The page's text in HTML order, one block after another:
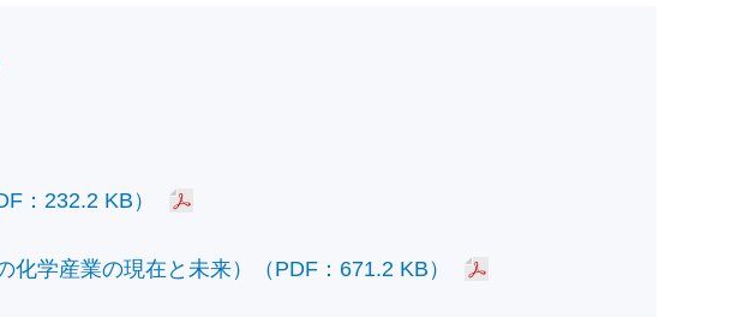
：232.2 KB）
学産業の現在と未来）（PDF：671.2 KB）